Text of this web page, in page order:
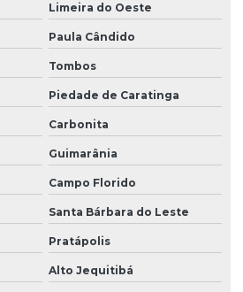
Limeira do Oeste
Paula Cândido
Tombos
Piedade de Caratinga
Carbonita
Guimarânia
Campo Florido
Santa Bárbara do Leste
Pratápolis
Alto Jequitibá